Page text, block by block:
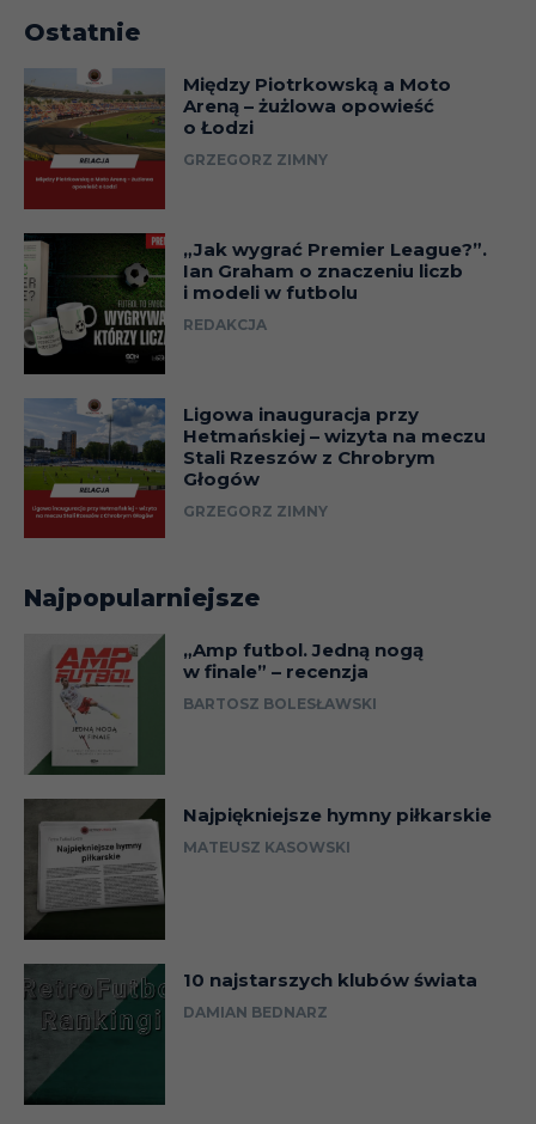
Ostatnie
Między Piotrkowską a Moto
Areną – żużlowa opowieść
o Łodzi
GRZEGORZ ZIMNY
„Jak wygrać Premier League?”.
Ian Graham o znaczeniu liczb
i modeli w futbolu
REDAKCJA
Ligowa inauguracja przy
Hetmańskiej – wizyta na meczu
Stali Rzeszów z Chrobrym
Głogów
GRZEGORZ ZIMNY
Najpopularniejsze
„Amp futbol. Jedną nogą
w finale” – recenzja
BARTOSZ BOLESŁAWSKI
Najpiękniejsze hymny piłkarskie
MATEUSZ KASOWSKI
10 najstarszych klubów świata
DAMIAN BEDNARZ